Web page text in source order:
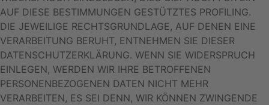
AUF DIESE BESTIMMUNGEN GESTÜTZTES PROFILING.
DIE JEWEILIGE RECHTSGRUNDLAGE, AUF DENEN EINE
VERARBEITUNG BERUHT, ENTNEHMEN SIE DIESER
DATENSCHUTZERKLÄRUNG. WENN SIE WIDERSPRUCH
EINLEGEN, WERDEN WIR IHRE BETROFFENEN
PERSONENBEZOGENEN DATEN NICHT MEHR
VERARBEITEN, ES SEI DENN, WIR KÖNNEN ZWINGENDE